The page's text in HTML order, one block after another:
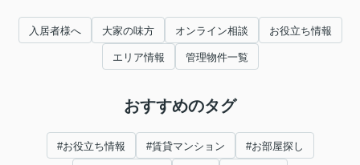
入居者様へ 大家の味方 オンライン相談 お役立ち情報
エリア情報 管理物件一覧
おすすめのタグ
#お役立ち情報 #賃貸マンション #お部屋探し